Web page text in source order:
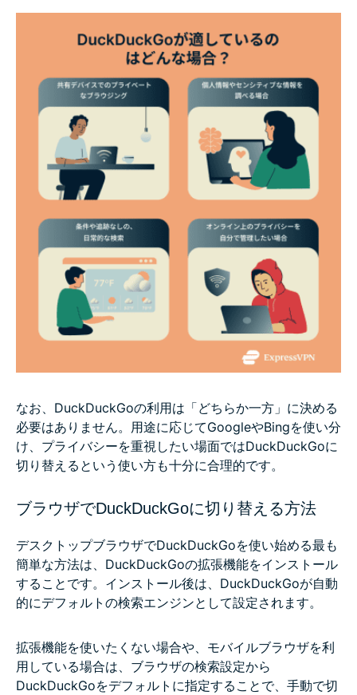
なお、DuckDuckGoの利用は「どちらか一方」に決める
必要はありません。用途に応じてGoogleやBingを使い分
け、プライバシーを重視したい場面ではDuckDuckGoに
切り替えるという使い方も十分に合理的です。
ブラウザでDuckDuckGoに切り替える方法
デスクトップブラウザでDuckDuckGoを使い始める最も
簡単な方法は、DuckDuckGoの拡張機能をインストール
することです。インストール後は、DuckDuckGoが自動
的にデフォルトの検索エンジンとして設定されます。
拡張機能を使いたくない場合や、モバイルブラウザを利
用している場合は、ブラウザの検索設定から
DuckDuckGoをデフォルトに指定することで、手動で切